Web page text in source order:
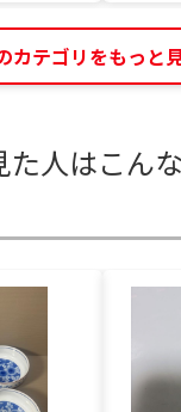
カテゴリをもっと
た人はこん